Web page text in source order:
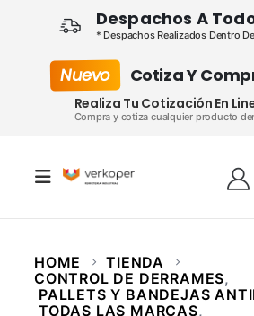
Despachos A
* Despachos Realizados Dentro
Nuevo Cotiza Y
Realiza Tu Cotización En
Compra y cotiza cualquier producto
HOME
TIENDA
CONTROL DE DERRAMES,
PALLETS Y BANDEJAS
TODAS LAS MARCAS,